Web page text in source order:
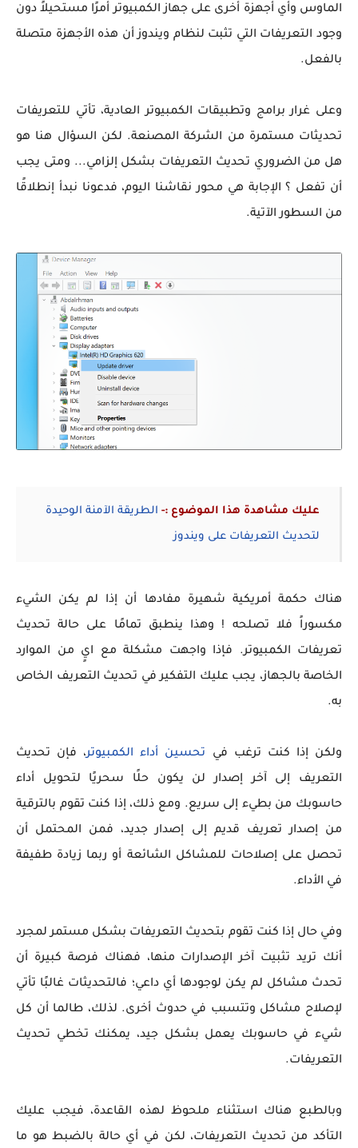
الماوس وأي أجهزة أخرى على جهاز الكمبيوتر أمرًا مستحيلاً دون
وجود التعريفات التي تثبت لنظام ويندوز أن هذه الأجهزة متصلة
بالفعل.
وعلى غرار برامج وتطبيقات الكمبيوتر العادية، تأتي للتعريفات
تحديثات مستمرة من الشركة المصنعة. لكن السؤال هنا هو
هل من الضروري تحديث التعريفات بشكل إلزامي... ومتى يجب
أن تفعل ؟ الإجابة هي محور نقاشنا اليوم، فدعونا نبدأ إنطلاقًا
من السطور الآتية.
عليك مشاهدة هذا الموضوع :- الطريقة الآمنة الوحيدة
لتحديث التعريفات على ويندوز
هناك حكمة أمريكية شهيرة مفادها أن إذا لم يكن الشيء
مكسوراً فلا تصلحه ! وهذا ينطبق تمامًا على حالة تحديث
تعريفات الكمبيوتر. فإذا واجهت مشكلة مع ايٍ من الموارد
الخاصة بالجهاز، يجب عليك التفكير في تحديث التعريف الخاص
به.
ولكن إذا كنت ترغب في تحسين أداء الكمبيوتر، فإن تحديث
التعريف إلى آخر إصدار لن يكون حلًا سحريًا لتحويل أداء
حاسوبك من بطيء إلى سريع. ومع ذلك، إذا كنت تقوم بالترقية
من إصدار تعريف قديم إلى إصدار جديد، فمن المحتمل أن
تحصل على إصلاحات للمشاكل الشائعة أو ربما زيادة طفيفة
في الأداء.
وفي حال إذا كنت تقوم بتحديث التعريفات بشكل مستمر لمجرد
أنك تريد تثبيت آخر الإصدارات منها، فهناك فرصة كبيرة أن
تحدث مشاكل لم يكن لوجودها أي داعي؛ فالتحديثات غالبًا تأتي
لإصلاح مشاكل وتتسبب في حدوث أخرى. لذلك، طالما أن كل
شيء في حاسوبك يعمل بشكل جيد، يمكنك تخطي تحديث
التعريفات.
وبالطبع هناك استثناء ملحوظ لهذه القاعدة، فيجب عليك
التأكد من تحديث التعريفات، لكن في أي حالة بالضبط هو ما